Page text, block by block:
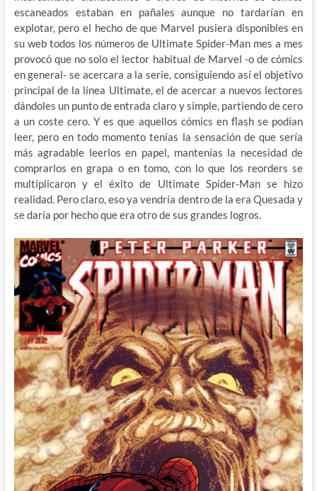
escaneados estaban en pañales aunque no tardarían en
explotar, pero el hecho de que Marvel pusiera disponibles en
su web todos los números de Ultimate Spider-Man mes a mes
provocó que no solo el lector habitual de Marvel -o de cómics
en general- se acercara a la serie, consiguiendo así el objetivo
principal de la línea Ultimate, el de acercar a nuevos lectores
dándoles un punto de entrada claro y simple, partiendo de cero
a un coste cero. Y es que aquellos cómics en flash se podían
leer, pero en todo momento tenías la sensación de que sería
más agradable leerlos en papel, mantenías la necesidad de
comprarlos en grapa o en tomo, con lo que los reorders se
multiplicaron y el éxito de Ultimate Spider-Man se hizo
realidad. Pero claro, eso ya vendría dentro de la era Quesada y
se daría por hecho que era otro de sus grandes logros.